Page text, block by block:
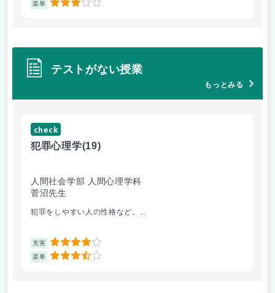
楽単 3
テストがない授業
もっとみる
check
犯罪心理学(19)
人間社会学部 人間心理学科
菅沼先生
犯罪をしやすい人の性格など。...
充実 4
楽単 3.5